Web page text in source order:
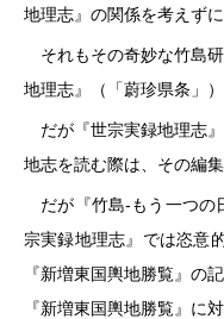
地理志』の関係を考えず
それもその奇妙な竹島
地理志』（「蔚珍県条」
だが『世宗実録地理志
地志を読む際は、その編
だが『竹島‐もう一つの
宗実録地理志』では恣意
『新増東国輿地勝覧』の
『新増東国輿地勝覧』に